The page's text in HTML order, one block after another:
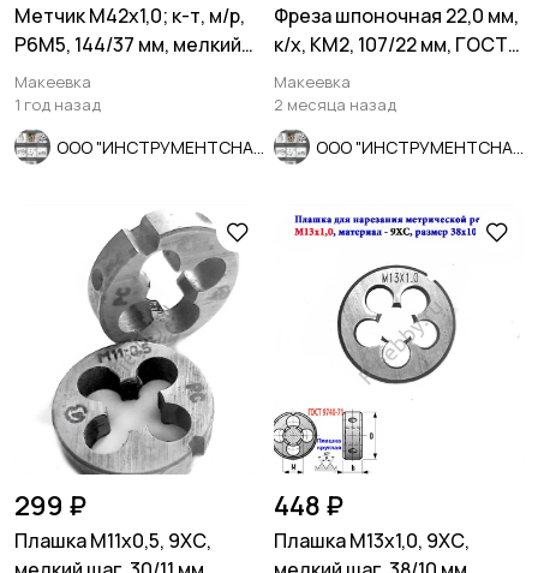
Метчик М42х1,0; к-т, м/р,
Р6М5, 144/37 мм, мелкий
шаг, СССР.
Макеевка
1 год назад
Фреза шпоночная 22,0 мм,
к/х, КМ2, 107/22 мм, ГОСТ
9140-78 ВИЗ, СССР
Макеевка
2 месяца назад
299 ₽
Плашка М11х0,5, 9ХС,
448 ₽
Плашка М13х1,0, 9ХС,